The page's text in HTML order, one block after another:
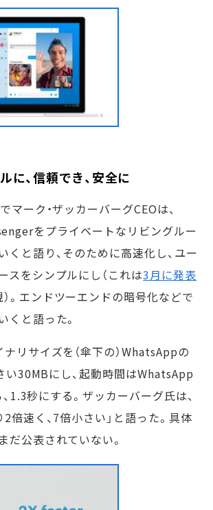
に、信頼でき、安全に
ーク・ザッカーバーグCEOは、
をプライベートなリビングルー
くと語り、そのために高速化し、ユー
スをシンプルにし（これは3月に発表
。エンドツーエンドの暗号化などで
くと語った。
リサイズを（傘下の）WhatsAppの
30MBにし、起動時間はWhatsApp
1.3秒にする。ザッカーバーグ氏は、
2倍速く、7倍小さい」と語った。具体
だ公表されていない。